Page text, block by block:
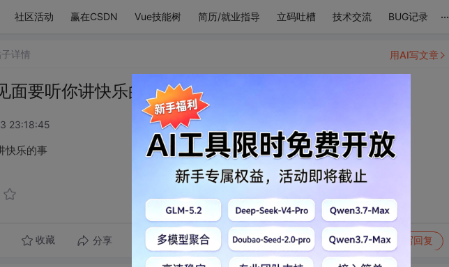
社区活动 赢在CSDN Vue技能树 简历/就业指导 立码吐槽 技术交流 BUG记录 ...
详情
面要听你讲快乐的事
23:18:45
快乐的事
收藏 分享 转发到动态 举报 写回复
用AI写文章